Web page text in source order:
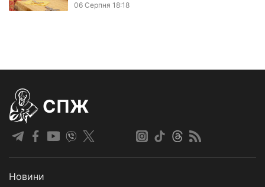
06 Серпня 18:18
СПЖ
Новини